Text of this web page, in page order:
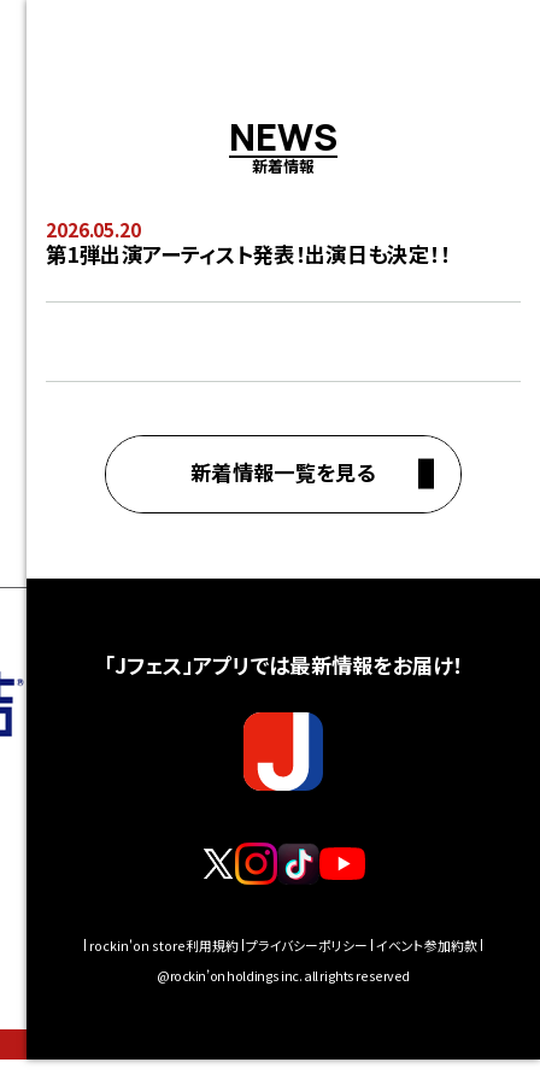
NEWS
新着情報
2026.05.20
第1弾出演アーティスト発表！出演日も決定！！
新着情報一覧を見る
「Jフェス」アプリでは最新情報をお届け！
rockin'on store利用規約 プライバシーポリシー イベント参加約款
@rockin’on holdings inc. all rights reserved